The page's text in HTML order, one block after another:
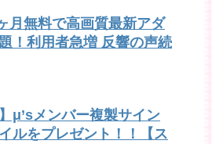
月無料で高画質最新アダ
！利用者急増 反響の声続
μ’sメンバー複製サイン
ルをプレゼント！！【ス